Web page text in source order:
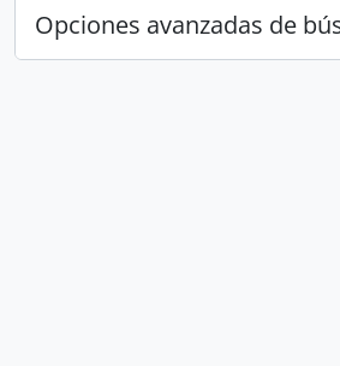
Opciones avanzadas de